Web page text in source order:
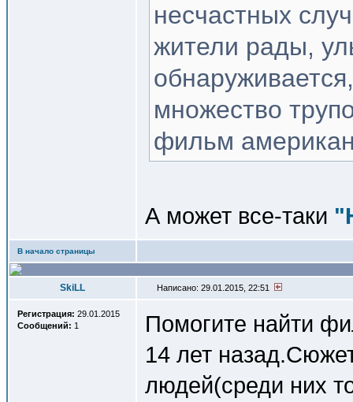
несчастных
жители рады,
множество
фильм
А может все-таки
В начало страницы
SkiLL Написано: 29.01.2015, 22:51
Регистрация: 29.01.2015
Сообщений: 1
Помогите найти
14 лет
людей(среди них